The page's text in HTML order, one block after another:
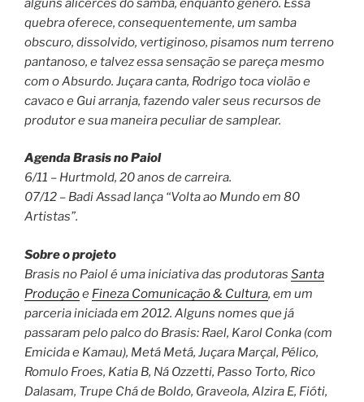
quebra oferece, consequentemente, um samba
obscuro, dissolvido, vertiginoso, pisamos num terreno
pantanoso, e talvez essa sensação se pareça mesmo
com o Absurdo. Juçara canta, Rodrigo toca violão e
cavaco e Gui arranja, fazendo valer seus recursos de
produtor e sua maneira peculiar de samplear.
Agenda Brasis no Paiol
6/11 – Hurtmold, 20 anos de carreira.
07/12 – Badi Assad lança “Volta ao Mundo em 80
Artistas”.
Sobre o projeto
Brasis no Paiol é uma iniciativa das produtoras Santa
Produçãoe Fineza Comunicação & Cultura, em um
parceria iniciada em 2012. Alguns nomes que já
passaram pelo palco do Brasis: Rael, Karol Conka (com
Emicida e Kamau), Metá Metá, Juçara Marçal, Pélico,
Romulo Froes, Katia B, Ná Ozzetti, Passo Torto, Rico
Dalasam, Trupe Chá de Boldo, Graveola, Alzira E, Fióti,